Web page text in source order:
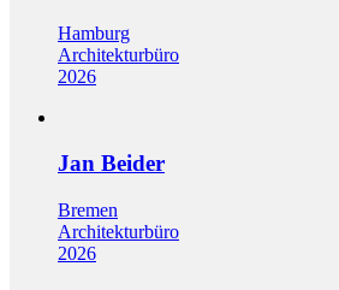
Hamburg
Architekturbüro
2026
Jan Beider
Bremen
Architekturbüro
2026